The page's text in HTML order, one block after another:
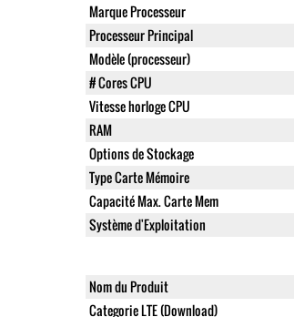
Marque Processeur
Processeur Principal
Modèle (processeur)
# Cores CPU
Vitesse horloge CPU
RAM
Options de Stockage
Type Carte Mémoire
Capacité Max. Carte Mem
Système d'Exploitation
Nom du Produit
Categorie LTE (Download)